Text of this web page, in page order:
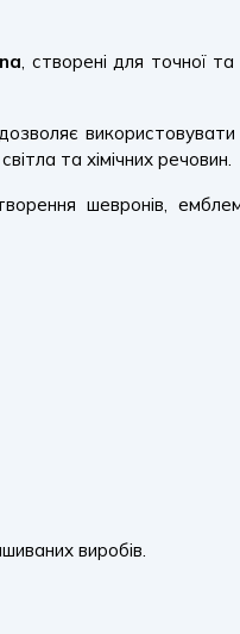
, створені для точної та
використовувати
та хімічних речовин.
шевронів,
виробів.